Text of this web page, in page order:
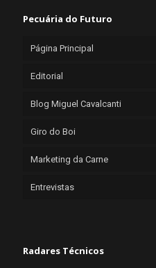
Pecuária do Futuro
Página Principal
Editorial
Blog Miguel Cavalcanti
Giro do Boi
Marketing da Carne
Entrevistas
Radares Técnicos